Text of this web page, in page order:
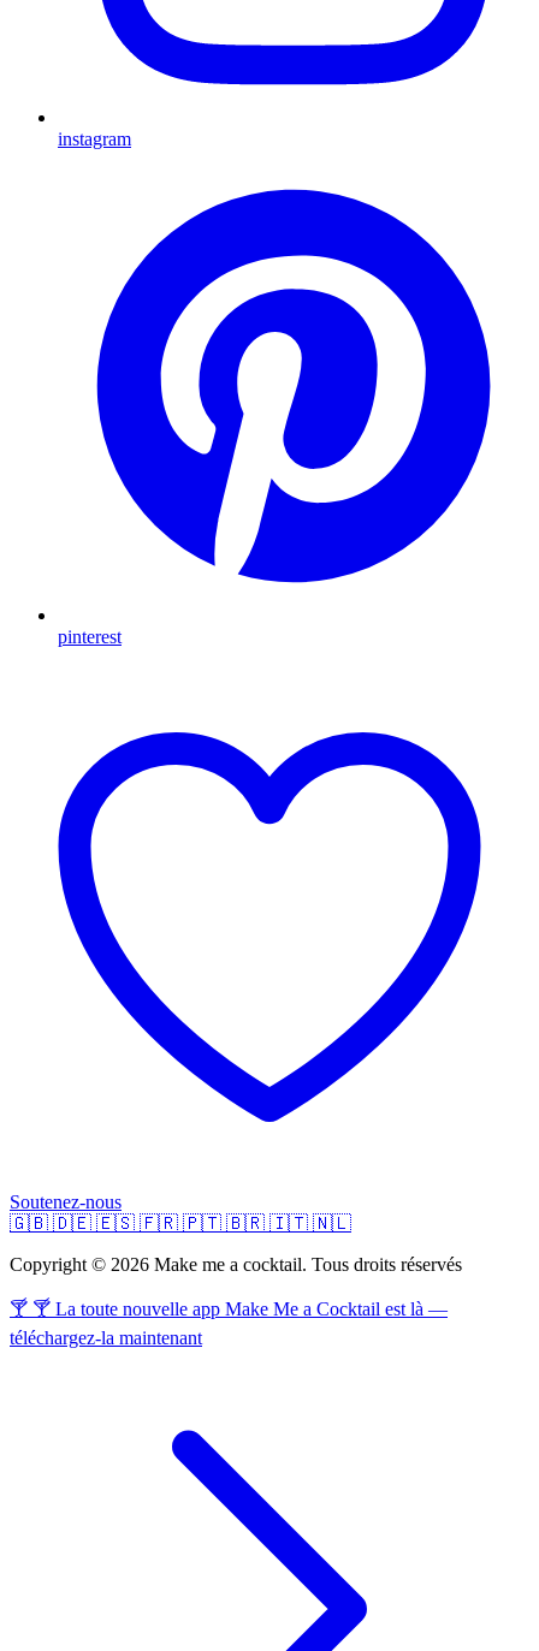
instagram
pinterest
Soutenez-nous
🇬🇧 🇩🇪 🇪🇸 🇫🇷 🇵🇹 🇧🇷 🇮🇹 🇳🇱
Copyright © 2026 Make me a cocktail. Tous droits réservés
🍸 🍸 La toute nouvelle app Make Me a Cocktail est là —
téléchargez-la maintenant